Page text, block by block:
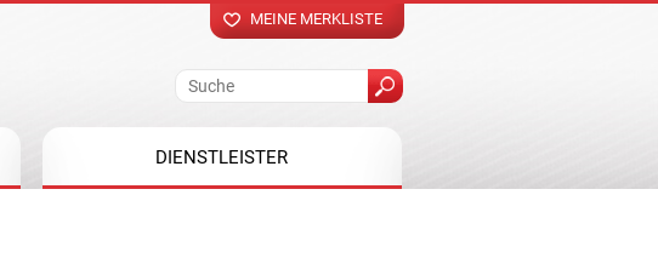
MEINE MERKLISTE
DIENSTLEISTER